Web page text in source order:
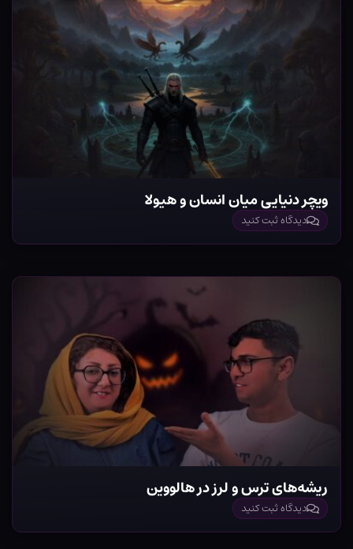
ویچر دنیایی میان انسان و هیولا
دیدگاه ثبت کنید
ریشه‌های ترس و لرز در هالووین
دیدگاه ثبت کنید